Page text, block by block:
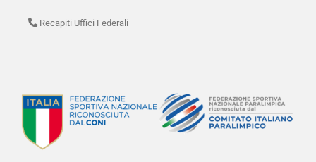
Recapiti Uffici Federali